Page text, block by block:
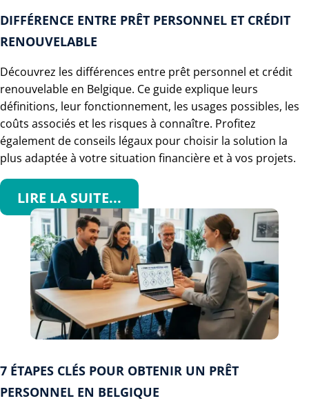
DIFFÉRENCE ENTRE PRÊT PERSONNEL ET CRÉDIT
RENOUVELABLE
Découvrez les différences entre prêt personnel et crédit
renouvelable en Belgique. Ce guide explique leurs
définitions, leur fonctionnement, les usages possibles, les
coûts associés et les risques à connaître. Profitez
également de conseils légaux pour choisir la solution la
plus adaptée à votre situation financière et à vos projets.
LIRE LA SUITE...
7 ÉTAPES CLÉS POUR OBTENIR UN PRÊT
PERSONNEL EN BELGIQUE